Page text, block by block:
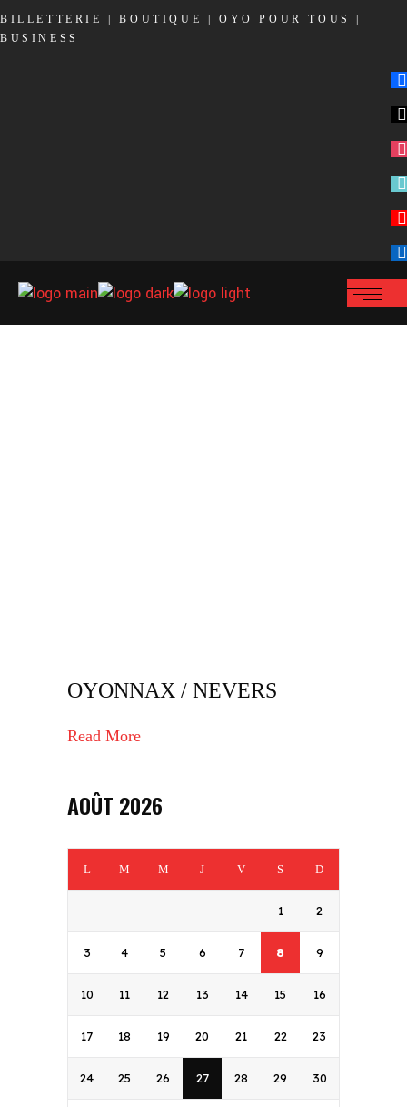
BILLETTERIE |BOUTIQUE |OYO POUR TOUS
BUSINESS
x
OYONNAX / NEVERS
Read More
AOÛT 2026
L M M J V S D
1 2
3 4 5 6 7 8 9
10 11 12 13 14 15 16
17 18 19 20 21 22 23
24 25 26 27 28 29 30